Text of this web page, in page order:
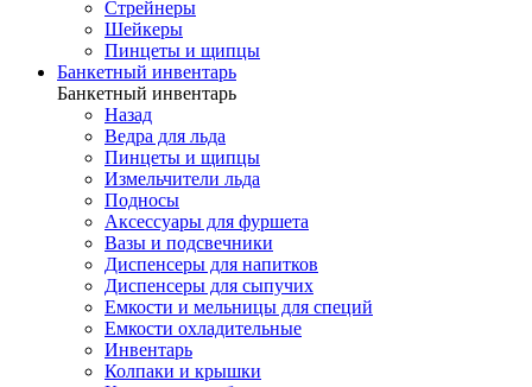
Стрейнеры
Шейкеры
Пинцеты и щипцы
Банкетный инвентарь
Банкетный инвентарь
Назад
Ведра для льда
Пинцеты и щипцы
Измельчители льда
Подносы
Аксессуары для фуршета
Вазы и подсвечники
Диспенсеры для напитков
Диспенсеры для сыпучих
Емкости и мельницы для специй
Емкости охладительные
Инвентарь
Колпаки и крышки